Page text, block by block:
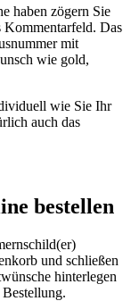
haben zögern Sie
Kommentarfeld. Das
mit
wie gold,
wie Sie Ihr
auch das
bestellen
und schließen
hinterlegen